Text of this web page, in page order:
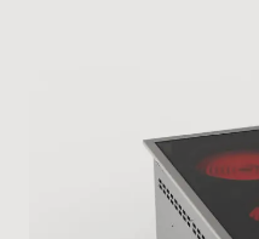
Passwortgeschützter